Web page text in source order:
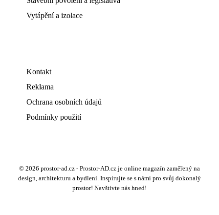
Vytápění a izolace
Kontakt
Reklama
Ochrana osobních údajů
Podmínky použití
© 2026 prostor-ad.cz - Prostor-AD.cz je online magazín zaměřený na
design, architekturu a bydlení. Inspirujte se s námi pro svůj dokonalý
prostor! Navštivte nás hned!